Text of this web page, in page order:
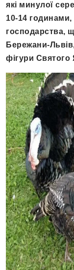
які минулої
10-14 годинами,
господарства,
Бережани-
фігури Святого